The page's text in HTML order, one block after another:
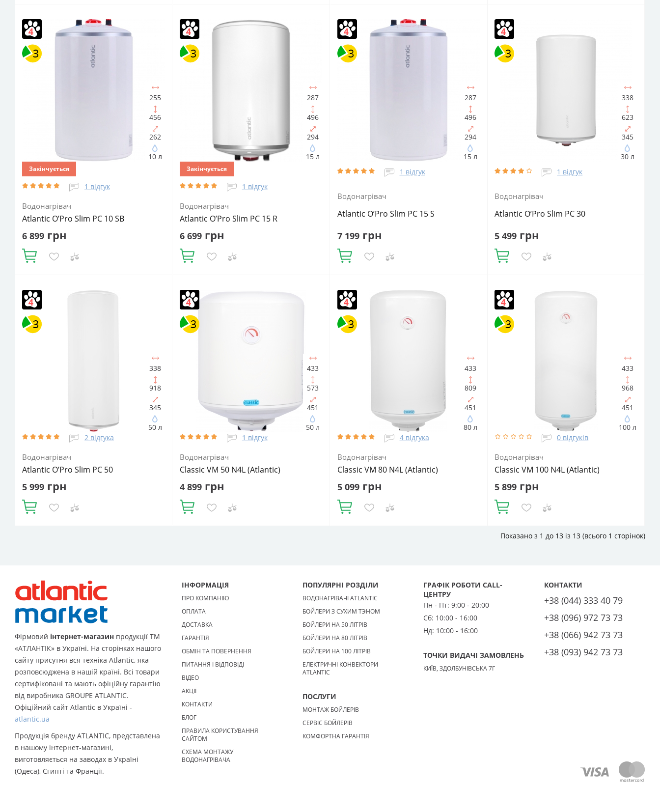
Об'єм, літрів:
Встановлення:
Вертикальне
Тип ТЕНа:
1500
Форма водонагрівача:
Об'єм, літрів:
Вертикальне
Форма водонагрівача:
Об'єм, літрів:
Встановлення:
Вертикальне
Тип ТЕНа:
1500
Форма водонагрівача:
Об'єм, літрів:
Вертикальне
Форма водонагрівача:
255
456
262
10 л
Закінчується
1 відгук
Водонагрівач
Atlantic O’Pro Slim PC 10 SB
6 899 грн
Купити
Об'єм, літрів:
Вертикальне
Форма водонагрівача:
287
496
294
15 л
Закінчується
1 відгук
Водонагрівач
Atlantic O’Pro Slim PC 15 R
6 699грн
Купити
Об'єм, літрів:
Вертикальне
Тип ТЕНа:Мокрий
Потужність ТЕНа, Вт:
2000
Форма водонагрівача:
287
496
294
15 л
1 відгук
Водонагрівач
Atlantic O’Pro Slim PC 15 S
7 199грн
Купити
Об'єм, літрів:
Встановлення:
Вертикальне
Тип ТЕНа:
Форма водонагрівача:
338
623
345
30 л
1 відгук
Водонагрівач
Atlantic O’Pro Slim PC 30
5 499 грн
Купити
Об'єм, літрів:
Встановлення:
Вертикальне
Форма водонагрівача:
338
918
345
50 л
2 відгука
Водонагрівач
Atlantic O’Pro Slim PC 50
5 999 грн
Купити
Вертикальне
Тип ТЕНа:
Потужність ТЕНа, Вт:
2000
водонагрівача:
Електричний
накопичувальний Форма водонагрівача:
Slim (Вузька) / Циліндрична
433
573
451
50 л
1 відгук
Водонагрівач
Classic VM 50 N4L (Atlantic)
4 899грн
Купити
Вертикальне
Тип ТЕНа:
Потужність ТЕНа, Вт:
водонагрівача:
накопичувальний
Форма водонагрівача:
433
809
451
80 л
4 відгука
Водонагрівач
Classic VM 80 N4L (Atlantic)
5 099грн
Купити
Вертикальне
Мокрий
Потужність ТЕНа, Вт:
Тип
водонагрівача:
Електричний
накопичувальний
Форма водонагрівача:
433
968
451
100 л
0 відгуків
Водонагрівач
Classic VM 100 N4L (Atlantic)
5 899 грн
Купити
Вертикальне
Тип ТЕНа:Мокрий
Потужність ТЕНа, Вт: 1500
Тип
Електричний
Показано з 1 до 13 із 13 (всього 1 сторінок)
Фірмовий інтернет-магазин продукції ТМ
«АТЛАНТІК» в Україні. На сторінках нашого
сайту присутня вся техніка Atlantic, яка
розповсюджена в нашій країні. Всі товари
сертифіковані та мають офіційну гарантію
від виробника GROUPE ATLANTIC.
Офіційний сайт Atlantic в Україні -
atlantic.ua
Продукція бренду ATLANTIC, представлена
в нашому інтернет-магазині,
виготовляється на заводах в Україні
(Одеса), Єгипті та Франції.
ІНФОРМАЦІЯ
ПРО КОМПАНІЮ
ОПЛАТА
ДОСТАВКА
ГАРАНТІЯ
ОБМІН ТА ПОВЕРНЕННЯ
ПИТАННЯ І ВІДПОВІДІ
ВІДЕО
АКЦІЇ
КОНТАКТИ
БЛОГ
ПРАВИЛА КОРИСТУВАННЯ
САЙТОМ
СХЕМА МОНТАЖУ
ВОДОНАГРІВАЧА
ПОПУЛЯРНІ РОЗДІЛИ
ВОДОНАГРІВАЧІ ATLANTIC
БОЙЛЕРИ З СУХИМ ТЭНОМ
БОЙЛЕРИ НА 50 ЛІТРІВ
БОЙЛЕРИ НА 80 ЛІТРІВ
БОЙЛЕРИ НА 100 ЛІТРІВ
ЕЛЕКТРИЧНІ КОНВЕКТОРИ
ATLANTIC
ПОСЛУГИ
МОНТАЖ БОЙЛЕРІВ
СЕРВІС БОЙЛЕРІВ
КОМФОРТНА ГАРАНТІЯ
ГРАФІК РОБОТИ CALL-
ЦЕНТРУ
Пн - Пт: 9:00 - 20:00
Сб: 10:00 - 16:00
Нд: 10:00 - 16:00
ТОЧКИ ВИДАЧІ ЗАМОВЛЕНЬ
КИЇВ, ЗДОЛБУНІВСЬКА 7Г
КОНТАКТИ
+38 (044) 333 40 79
+38 (096) 972 73 73
+38 (066) 942 73 73
+38 (093) 942 73 73